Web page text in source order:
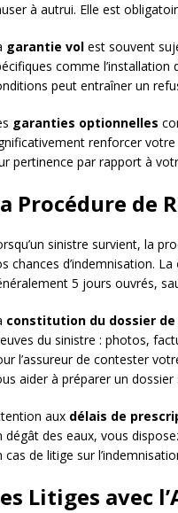
à autrui. Elle est
garantie vol est souvent
comme l’installation
peut entraîner un
garanties optionnelles
renforcer
pertinence par rapport à
Procédure de
sinistre survient, la
chances d’indemnisation. La
5 jours ouvrés,
constitution du dossier
du sinistre : photos,
l’assureur de contester
aider à préparer un
aux délais de
dégât des eaux, vous
cas de litige sur
Litiges avec